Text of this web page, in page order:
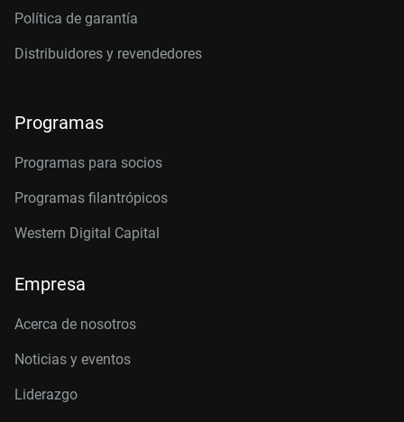
Política de garantía
Distribuidores y revendedores
Programas
Programas para socios
Programas filantrópicos
Western Digital Capital
Empresa
Acerca de nosotros
Noticias y eventos
Liderazgo